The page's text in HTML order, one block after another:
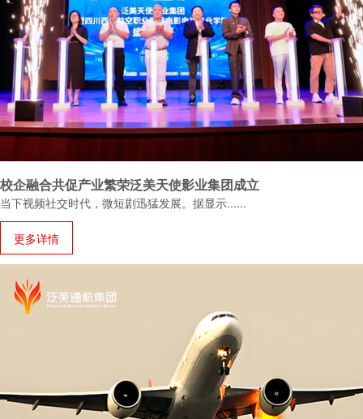
校企融合共促产业繁荣泛美天使影业集团成立
当下视频社交时代，微短剧迅猛发展。据显示......
更多详情